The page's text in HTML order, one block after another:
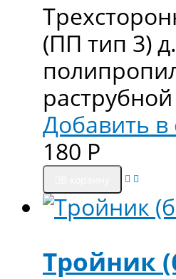
(ПП тип 3)
Добавить в
180 Р
Тройник